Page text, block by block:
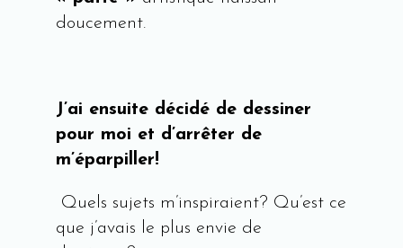
doucement.
J’ai ensuite décidé de dessiner
pour moi et d’arrêter de
m’éparpiller!
Quels sujets m’inspiraient? Qu’est ce
que j’avais le plus envie de